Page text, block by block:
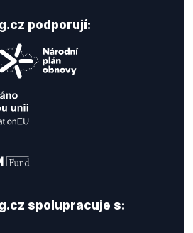
podporují:
spolupracuje s: